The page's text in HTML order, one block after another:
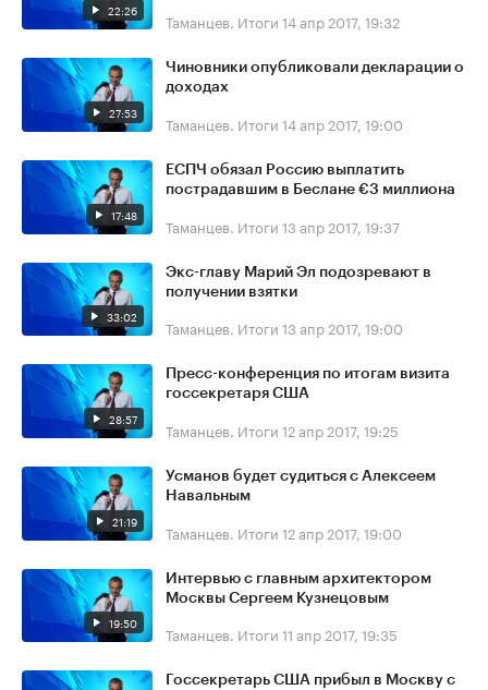
22:26 Таманцев. Итоги 14 апр 2017, 19:32
27:53
Чиновники опубликовали декларации о
доходах
Таманцев. Итоги 14 апр 2017, 19:00
17:48
ЕСПЧ обязал Россию выплатить
пострадавшим в Беслане €3 миллиона
Таманцев. Итоги 13 апр 2017, 19:37
33:02
Экс-главу Марий Эл подозревают в
получении взятки
Таманцев. Итоги 13 апр 2017, 19:00
28:57
Пресс-конференция по итогам визита
госсекретаря США
Таманцев. Итоги 12 апр 2017, 19:25
21:19
Усманов будет судиться с Алексеем
Навальным
Таманцев. Итоги 12 апр 2017, 19:00
19:50
Интервью с главным архитектором
Москвы Сергеем Кузнецовым
Таманцев. Итоги 11 апр 2017, 19:35
Госсекретарь США прибыл в Москву с